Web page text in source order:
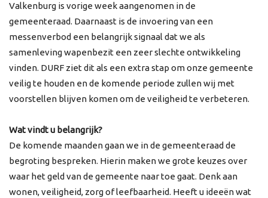
Valkenburg is vorige week aangenomen in de
gemeenteraad. Daarnaast is de invoering van een
messenverbod een belangrijk signaal dat we als
samenleving wapenbezit een zeer slechte ontwikkeling
vinden. DURF ziet dit als een extra stap om onze gemeente
veilig te houden en de komende periode zullen wij met
voorstellen blijven komen om de veiligheid te verbeteren.
Wat vindt u belangrijk?
De komende maanden gaan we in de gemeenteraad de
begroting bespreken. Hierin maken we grote keuzes over
waar het geld van de gemeente naar toe gaat. Denk aan
wonen, veiligheid, zorg of leefbaarheid. Heeft u ideeën wat